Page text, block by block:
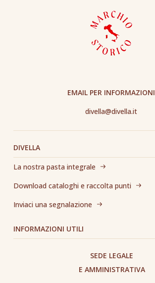
DIVELLA
La nostra pasta integrale
Download cataloghi e raccolta punti
Inviaci una segnalazione
INFORMAZIONI UTILI
EMAIL PER INFORMAZIONI
divella@divella.it
SEDE LEGALE
E AMMINISTRATIVA